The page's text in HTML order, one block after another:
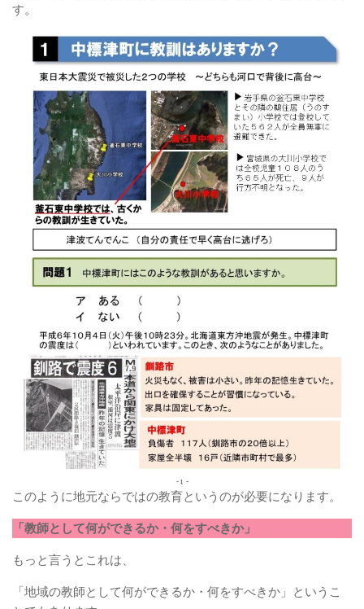
す。
このように地元ならではの教育というのが必要になります。
「教師として何ができるか・何をすべきか」
もっと言うとこれは、
「地域の教師として何ができるか・何をすべきか」というこ